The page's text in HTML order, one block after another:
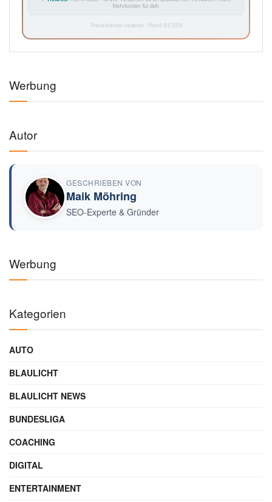
Mehrkosten für dich.
Preise können variieren · Stand: 8.8.2026
Werbung
Autor
GESCHRIEBEN VON
Maik Möhring
SEO-Experte & Gründer
Werbung
Kategorien
AUTO
BLAULICHT
BLAULICHT NEWS
BUNDESLIGA
COACHING
DIGITAL
ENTERTAINMENT